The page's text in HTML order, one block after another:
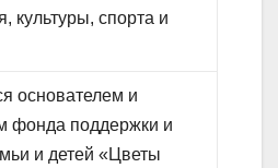
культуры, спорта и
основателем и
фонда поддержки и
и детей «Цветы